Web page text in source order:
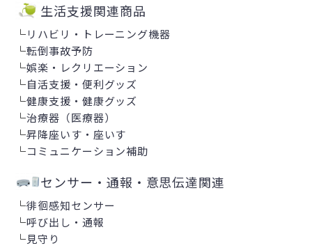
生活支援関連商品
└リハビリ・トレーニング機器
└転倒事故予防
└娯楽・レクリエーション
└自活支援・便利グッズ
└健康支援・健康グッズ
└治療器（医療器）
└昇降座いす・座いす
└コミュニケーション補助
センサー・通報・意思伝達関連
└徘徊感知センサー
└呼び出し・通報
└見守り